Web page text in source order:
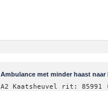
Ambulance met minder haast naar
A2 Kaatsheuvel rit: